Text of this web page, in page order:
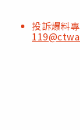
投訴爆料專